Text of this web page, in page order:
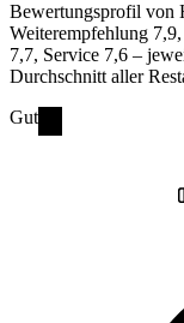
Bewertungsprofil von
Weiterempfehlung
7,7, Service 7,6 –
Durchschnitt aller
Gut